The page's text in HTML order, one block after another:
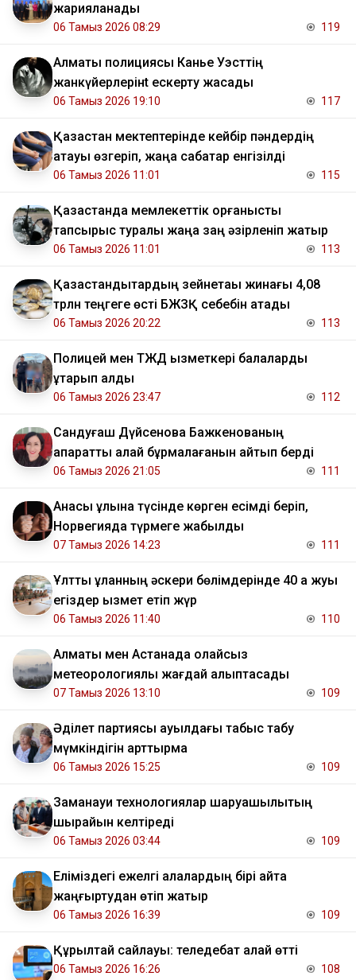
жарияланады
06 Тамыз 2026 08:29 119
Алматы полициясы Канье Уэсттің
жанкүйерлерінt ескерту жасады
06 Тамыз 2026 19:10 117
Қазақстан мектептерінде кейбір пәндердің
атауы өзгеріп, жаңа сабақтар енгізілді
06 Тамыз 2026 11:01 115
Қазақстанда мемлекеттік қорғаныстық
тапсырыс туралы жаңа заң әзірленіп жатыр
06 Тамыз 2026 11:01 113
Қазақстандықтардың зейнетақы жинағы 4,08
трлн теңгеге өсті БЖЗҚ себебін атады
06 Тамыз 2026 20:22 113
Полицей мен ТЖД қызметкері балаларды
құтқарып қалды
06 Тамыз 2026 23:47 112
Сандуғаш Дүйсенова Бажкенованың
ақпаратты қалай бұрмалағанын айтып берді
06 Тамыз 2026 21:05 111
Анасы ұлына түсінде көрген есімді беріп,
Норвегияда түрмеге жабылды
07 Тамыз 2026 14:23 111
Ұлттық ұланның әскери бөлімдерінде 40 қа жуық
егіздер қызмет етіп жүр
06 Тамыз 2026 11:40 110
Алматы мен Астанада қолайсыз
метеорологиялық жағдай қалыптасады
07 Тамыз 2026 13:10 109
Әділет партиясы ауылдағы табыс табу
мүмкіндігін арттырмақ
06 Тамыз 2026 15:25 109
Заманауи технологиялар шаруашылықтың
шырайын келтіреді
06 Тамыз 2026 03:44 109
Еліміздегі ежелгі қалалардың бірі қайта
жаңғыртудан өтіп жатыр
06 Тамыз 2026 16:39 109
Құрылтай сайлауы: теледебат қалай өтті
06 Тамыз 2026 16:26 108